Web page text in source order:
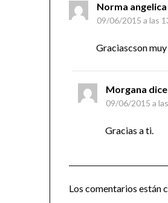
Norma
09/06/2015 a las
Graciascson
Morgana
09/06/2015 a
Gracias a ti.
Los comentarios están